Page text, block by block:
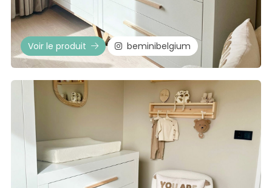
Voir le produit beminibelgium